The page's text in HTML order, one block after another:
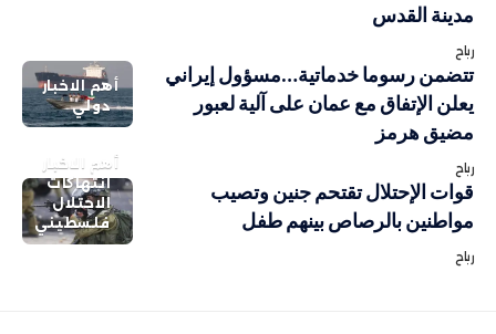
مدينة القدس
رباح
أهم الاخبار
دولي
تتضمن رسوما خدماتية…مسؤول إيراني
يعلن الإتفاق مع عمان على آلية لعبور
مضيق هرمز
رباح
أهم الاخبار
انتهاكات
الاحتلال
فلسطيني
قوات الإحتلال تقتحم جنين وتصيب
مواطنين بالرصاص بينهم طفل
رباح